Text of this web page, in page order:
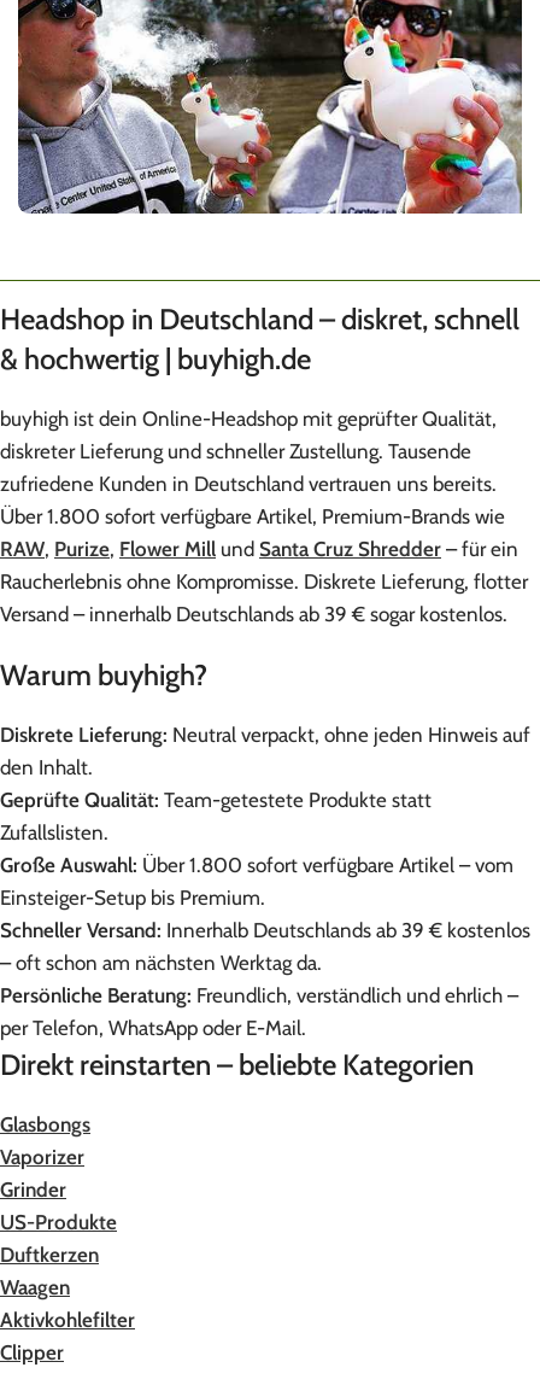
Headshop in Deutschland – diskret, schnell
& hochwertig | buyhigh.de
buyhigh ist dein Online-Headshop mit geprüfter Qualität,
diskreter Lieferung und schneller Zustellung. Tausende
zufriedene Kunden in Deutschland vertrauen uns bereits.
Über 1.800 sofort verfügbare Artikel, Premium-Brands wie
RAW, Purize, Flower Mill und Santa Cruz Shredder – für ein
Raucherlebnis ohne Kompromisse. Diskrete Lieferung, flotter
Versand – innerhalb Deutschlands ab 39 € sogar kostenlos.
Warum buyhigh?
Diskrete Lieferung: Neutral verpackt, ohne jeden Hinweis auf
den Inhalt.
Geprüfte Qualität: Team-getestete Produkte statt
Zufallslisten.
Große Auswahl: Über 1.800 sofort verfügbare Artikel – vom
Einsteiger-Setup bis Premium.
Schneller Versand: Innerhalb Deutschlands ab 39 € kostenlos
– oft schon am nächsten Werktag da.
Persönliche Beratung: Freundlich, verständlich und ehrlich –
per Telefon, WhatsApp oder E-Mail.
Direkt reinstarten – beliebte Kategorien
Glasbongs
Vaporizer
Grinder
US-Produkte
Duftkerzen
Waagen
Aktivkohlefilter
Clipper